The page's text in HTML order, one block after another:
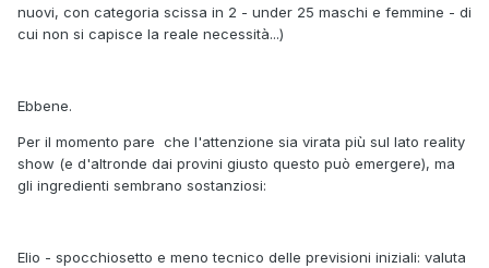
nuovi, con categoria scissa in 2 - under 25 maschi e femmine - di
cui non si capisce la reale necessità...)
Ebbene.
Per il momento pare che l'attenzione sia virata più sul lato reality
show (e d'altronde dai provini giusto questo può emergere), ma
gli ingredienti sembrano sostanziosi:
Elio - spocchiosetto e meno tecnico delle previsioni iniziali: valuta